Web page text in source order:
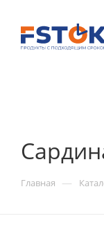
Главная —